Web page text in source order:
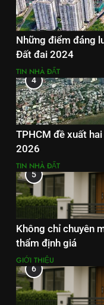
Những điểm đáng
Đất đai 2024
TIN NHÀ ĐẤT
4
TPHCM đề xuất
2026
TIN NHÀ ĐẤT
5
Không chỉ chuyên
thẩm định giá
GIỚI THIỆU
6